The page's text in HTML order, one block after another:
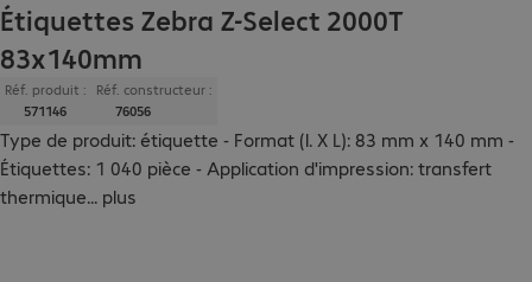
Étiquettes Zebra Z-Select 2000T
83x140mm
Réf. produit :
571146
Réf. constructeur :
76056
Type de produit: étiquette - Format (l. X L): 83 mm x 140 mm -
Étiquettes: 1 040 pièce - Application d'impression: transfert
thermique... plus